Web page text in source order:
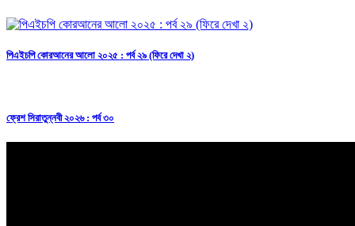
পিএইচপি কোরআনের আলো ২০২৫ : পর্ব ২৯ (ফিরে দেখা ২)
ফ্রেশ সিরাতুন্নবী ২০২৬ : পর্ব ৩০